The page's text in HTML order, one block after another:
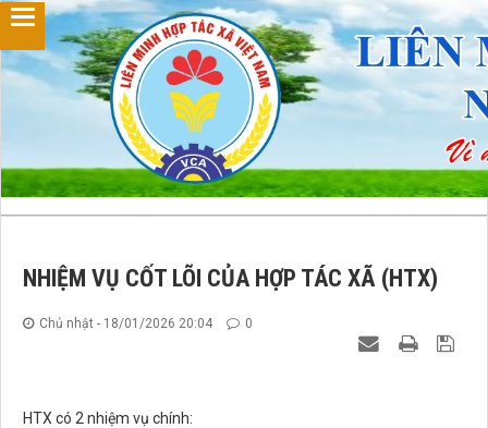
NHIỆM VỤ CỐT LÕI CỦA HỢP TÁC XÃ (HTX)
Chủ nhật - 18/01/2026 20:04 0
HTX có 2 nhiệm vụ chính: